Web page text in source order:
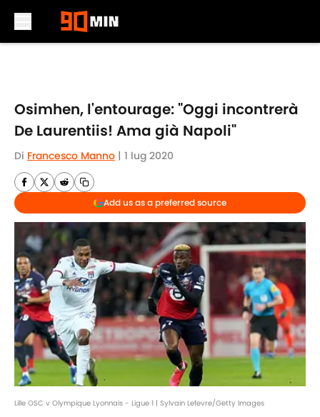
Osimhen, l'entourage: "Oggi incontrerà
De Laurentiis! Ama già Napoli"
Di Francesco Manno | 1 lug 2020
Add us as a preferred source
Lille OSC v Olympique Lyonnais - Ligue 1 | Sylvain Lefevre/Getty Images